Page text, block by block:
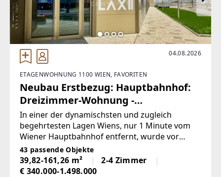
04.08.2026
ETAGENWOHNUNG 1100 WIEN, FAVORITEN
Neubau Erstbezug: Hauptbahnhof:
Dreizimmer-Wohnung -
PROVISIONSFREI
In einer der dynamischsten und zugleich
begehrtesten Lagen Wiens, nur 1 Minute vom
Wiener Hauptbahnhof entfernt, wurde vor
Kurzem ein außergewöhnliches Wohnprojekt
fertiggestellt, das modernen Wohnkomfort,
hochwertige Architektur und urbanen Lifestyle
43 passende Objekte
39,82-161,26 m²
2-4 Zimmer
€ 340.000-1.498.000